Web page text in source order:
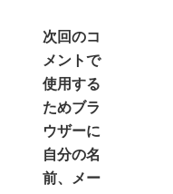
次回のコ
メントで
使用する
ためブラ
ウザーに
自分の名
前、メー